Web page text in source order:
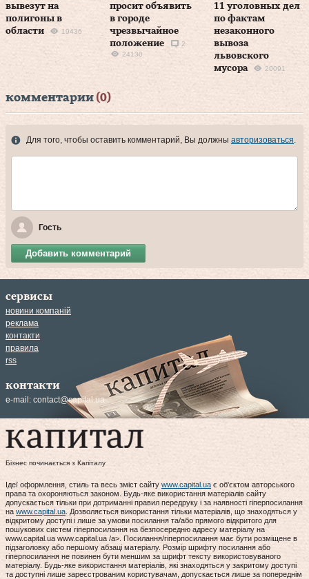
вывезут на
полигоны в
области
19436
просит объявить
в городе
чрезвычайное
положение
2
24130
11 уголовных дел
по фактам
незаконного
вывоза
львовского
мусора
20091
комментарии (0)
Для того, чтобы оставить комментарий, Вы должны авторизоваться.
Гость
Добавить комментарий
сервисы
новини компаній
реклама
контакти
правила
rss
контакти
e-mail: contact@capital.ua
Бізнес починається з Капіталу
Ідеї оформлення, стиль та весь зміст сайту www.capital.ua є об'єктом авторського
права та охороняються законом. Будь-яке використання матеріалів сайту
допускається тільки при дотриманні правил передруку і за наявності гіперпосилання
на www.capital.ua. Дозволяється використання тільки матеріалів, що знаходяться у
відкритому доступі і лише за умови посилання та/або прямого відкритого для
пошукових систем гіперпосилання на безпосередню адресу матеріалу на
www.capital.ua www.capital.ua /a>. Посилання/гіперпосилання має бути розміщене в
підзаголовку або першому абзаці матеріалу. Розмір шрифту посилання або
гіперпосилання не повинен бути меншим за шрифт тексту використовуваного
матеріалу. Будь-яке використання матеріалів, які знаходяться у закритому доступі
та доступні лише зареєстрованим користувачам, допускається лише за попереднім